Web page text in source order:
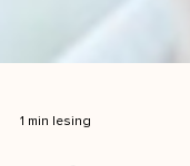
Jan Christian har en
lederroller i både
effektivisering og